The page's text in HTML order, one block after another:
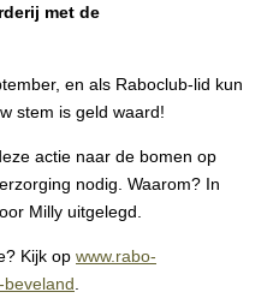
met de
en als Raboclub-lid kun
stem is geld waard!
actie naar de bomen op
nodig. Waarom? In
Milly uitgelegd.
Kijk op www.rabo-